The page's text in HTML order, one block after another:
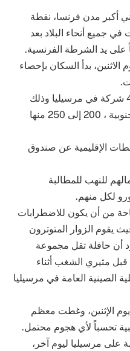
أكبر مدن فرنسا، نقطة
جميع أنحاء البلاد بعد
الاثنين، بدأ السكان بإحصاء
فقد تضررت أو نُهبت أكثر من 400 شركة في مرسيليا وذلك
وفقاً لغرفة التجارة في المدينة الجنوبية ، 200 إلى 250 منها
الإقليمية عن صندوق
للنهب للمطالبة
من أن يكون للاضطرابات
يقوم الزوار المتوترون
أن حافلة تقل مجموعة
مثيري الشغب أثناء
الصينية العامة في مرسيليا
الإثنين، وغطت معظم
تحسباً لأي هجوم محتمل.
على مرسيليا ليوم آخر،